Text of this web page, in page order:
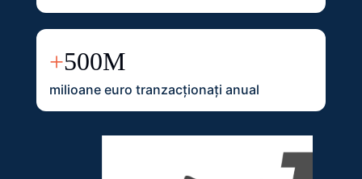
+500M
milioane euro tranzacționați anual